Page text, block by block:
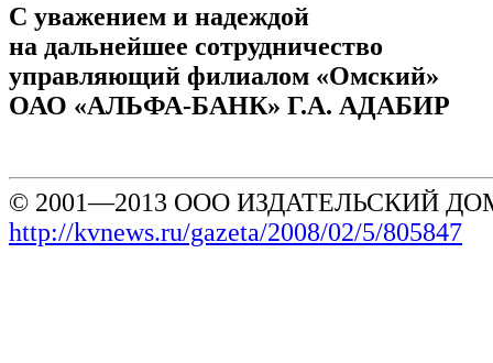
С уважением и надеждой
на дальнейшее сотрудничество
управляющий филиалом «Омский»
ОАО «АЛЬФА-БАНК» Г.А. АДАБИР
© 2001—2013 ООО ИЗДАТЕЛЬСКИЙ
http://kvnews.ru/gazeta/2008/02/5/805847